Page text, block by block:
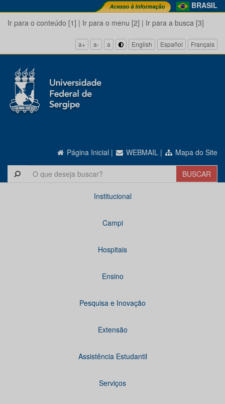
BRASIL
Ir para o conteúdo [1] | Ir para o menu [2] | Ir para a busca [3]
a+ a- a English Español Français
Página Inicial | WEBMAIL | Mapa do Site
Institucional
Campi
Hospitais
Ensino
Pesquisa e Inovação
Extensão
Assistência Estudantil
Serviços